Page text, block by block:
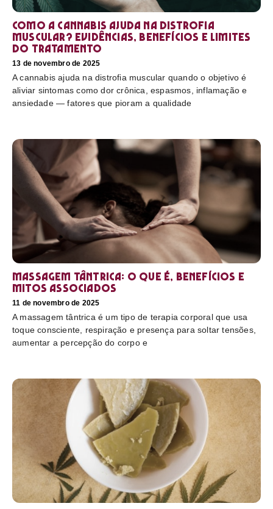
Como a cannabis ajuda na distrofia
muscular? Evidências, benefícios e limites
do tratamento
13 de novembro de 2025
A cannabis ajuda na distrofia muscular quando o objetivo é
aliviar sintomas como dor crônica, espasmos, inflamação e
ansiedade — fatores que pioram a qualidade
Massagem tântrica: o que é, benefícios e
mitos associados
11 de novembro de 2025
A massagem tântrica é um tipo de terapia corporal que usa
toque consciente, respiração e presença para soltar tensões,
aumentar a percepção do corpo e